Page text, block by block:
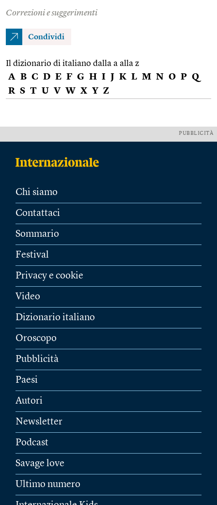
Correzioni e suggerimenti
Condividi
Il dizionario di italiano dalla a alla z
A B C D E F G H I J K L M N O P Q
R S T U V W X Y Z
PUBBLICITÀ
Chi siamo
Contattaci
Sommario
Festival
Privacy e cookie
Video
Dizionario italiano
Oroscopo
Pubblicità
Paesi
Autori
Newsletter
Podcast
Savage love
Ultimo numero